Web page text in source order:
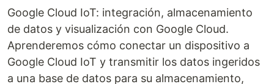
Google Cloud IoT: integración, almacenamiento
de datos y visualización con Google Cloud.
Aprenderemos cómo conectar un dispositivo a
Google Cloud IoT y transmitir los datos ingeridos
a una base de datos para su almacenamiento,